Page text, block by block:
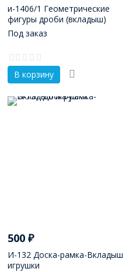
и-1406/1 Геометрические
фигуры дроби (вкладыш)
Под заказ
В корзину
500₽
И-132 Доска-рамка-Вкладыш
игрушки